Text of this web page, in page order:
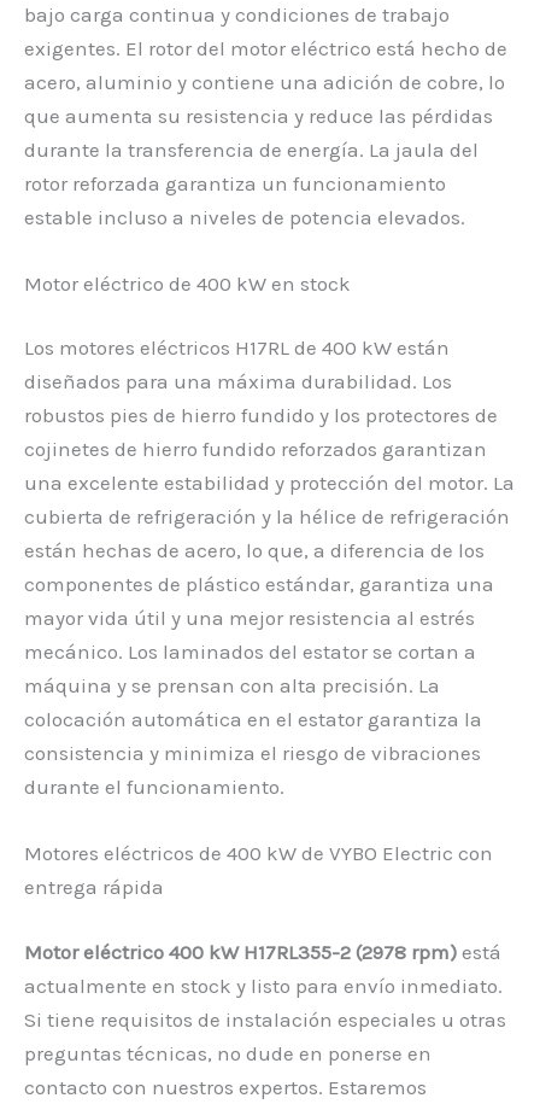
bajo carga continua y condiciones de trabajo
exigentes. El rotor del motor eléctrico está hecho de
acero, aluminio y contiene una adición de cobre, lo
que aumenta su resistencia y reduce las pérdidas
durante la transferencia de energía. La jaula del
rotor reforzada garantiza un funcionamiento
estable incluso a niveles de potencia elevados.
Motor eléctrico de 400 kW en stock
Los motores eléctricos H17RL de 400 kW están
diseñados para una máxima durabilidad. Los
robustos pies de hierro fundido y los protectores de
cojinetes de hierro fundido reforzados garantizan
una excelente estabilidad y protección del motor. La
cubierta de refrigeración y la hélice de refrigeración
están hechas de acero, lo que, a diferencia de los
componentes de plástico estándar, garantiza una
mayor vida útil y una mejor resistencia al estrés
mecánico. Los laminados del estator se cortan a
máquina y se prensan con alta precisión. La
colocación automática en el estator garantiza la
consistencia y minimiza el riesgo de vibraciones
durante el funcionamiento.
Motores eléctricos de 400 kW de VYBO Electric con
entrega rápida
Motor eléctrico 400 kW H17RL355-2 (2978 rpm) está
actualmente en stock y listo para envío inmediato.
Si tiene requisitos de instalación especiales u otras
preguntas técnicas, no dude en ponerse en
contacto con nuestros expertos. Estaremos